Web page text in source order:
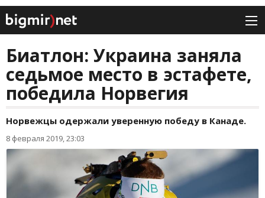
Биатлон: Украина заняла
седьмое место в эстафете,
победила Норвегия
Норвежцы одержали уверенную победу в Канаде.
8 февраля 2019, 23:03